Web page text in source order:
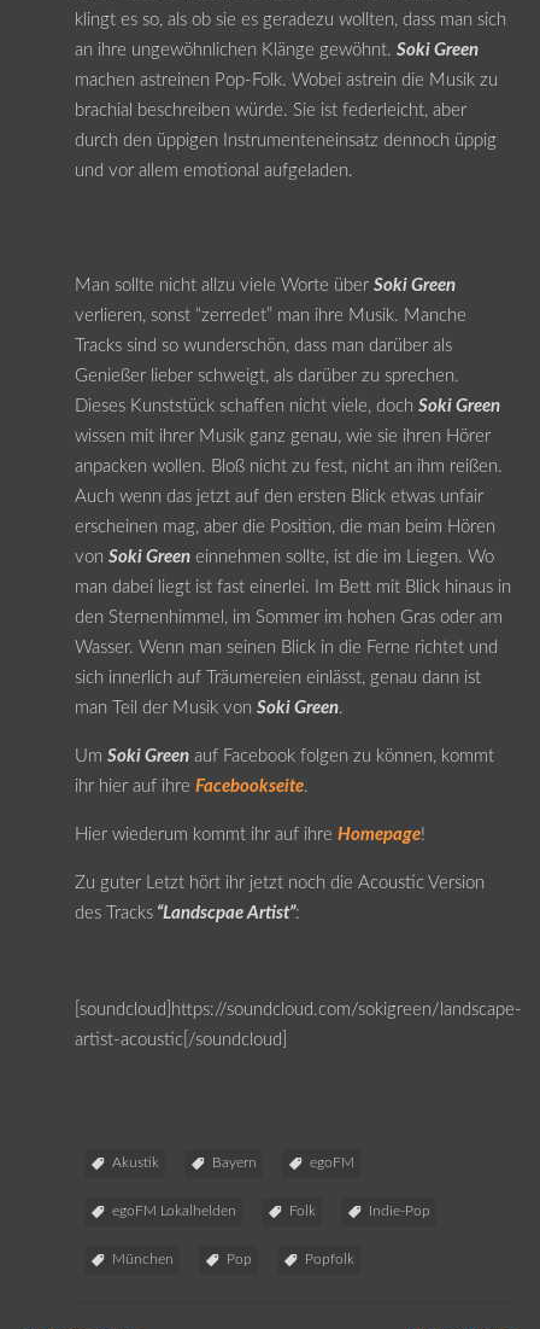
klingt es so, als ob sie es geradezu wollten, dass man sich
an ihre ungewöhnlichen Klänge gewöhnt. Soki Green
machen astreinen Pop-Folk. Wobei astrein die Musik zu
brachial beschreiben würde. Sie ist federleicht, aber
durch den üppigen Instrumenteneinsatz dennoch üppig
und vor allem emotional aufgeladen.
Man sollte nicht allzu viele Worte über Soki Green
verlieren, sonst “zerredet” man ihre Musik. Manche
Tracks sind so wunderschön, dass man darüber als
Genießer lieber schweigt, als darüber zu sprechen.
Dieses Kunststück schaffen nicht viele, doch Soki Green
wissen mit ihrer Musik ganz genau, wie sie ihren Hörer
anpacken wollen. Bloß nicht zu fest, nicht an ihm reißen.
Auch wenn das jetzt auf den ersten Blick etwas unfair
erscheinen mag, aber die Position, die man beim Hören
von Soki Greeneinnehmen sollte, ist die im Liegen. Wo
man dabei liegt ist fast einerlei. Im Bett mit Blick hinaus in
den Sternenhimmel, im Sommer im hohen Gras oder am
Wasser. Wenn man seinen Blick in die Ferne richtet und
sich innerlich auf Träumereien einlässt, genau dann ist
man Teil der Musik von Soki Green.
Um Soki Greenauf Facebook folgen zu können, kommt
ihr hier auf ihre Facebookseite.
Hier wiederum kommt ihr auf ihre Homepage!
Zu guter Letzt hört ihr jetzt noch die Acoustic Version
des Tracks“Landscpae Artist”:
[soundcloud]https://soundcloud.com/sokigreen/landscape-
artist-acoustic[/soundcloud]
Akustik Bayern egoFM
egoFM Lokalhelden Folk Indie-Pop
München Pop Popfolk